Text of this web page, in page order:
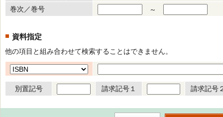
巻次／巻号 ～
資料指定
他の項目と組み合わせて検索することはできません。
別置記号 請求記号１ 請求記号